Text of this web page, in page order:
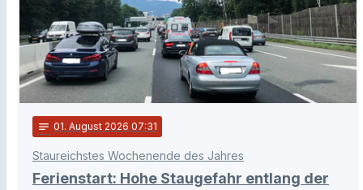
notes 01. August 2026 07:31
Staureichstes Wochenende des Jahres
Ferienstart: Hohe Staugefahr entlang der